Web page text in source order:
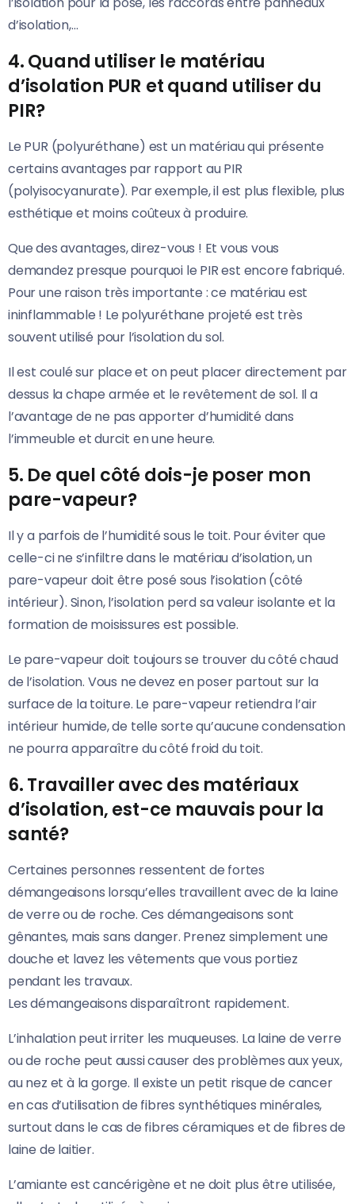
d’isolation,…
4. Quand utiliser le matériau
d’isolation PUR et quand utiliser du
PIR?
Le PUR (polyuréthane) est un matériau qui présente
certains avantages par rapport au PIR
(polyisocyanurate). Par exemple, il est plus flexible, plus
esthétique et moins coûteux à produire.
Que des avantages, direz-vous ! Et vous vous
demandez presque pourquoi le PIR est encore fabriqué.
Pour une raison très importante : ce matériau est
ininflammable ! Le polyuréthane projeté est très
souvent utilisé pour l’isolation du sol.
Il est coulé sur place et on peut placer directement par
dessus la chape armée et le revêtement de sol. Il a
l’avantage de ne pas apporter d’humidité dans
l’immeuble et durcit en une heure.
5. De quel côté dois-je poser mon
pare-vapeur?
Il y a parfois de l’humidité sous le toit. Pour éviter que
celle-ci ne s’infiltre dans le matériau d’isolation, un
pare-vapeur doit être posé sous l’isolation (côté
intérieur). Sinon, l’isolation perd sa valeur isolante et la
formation de moisissures est possible.
Le pare-vapeur doit toujours se trouver du côté chaud
de l’isolation. Vous ne devez en poser partout sur la
surface de la toiture. Le pare-vapeur retiendra l’air
intérieur humide, de telle sorte qu’aucune condensation
ne pourra apparaître du côté froid du toit.
6. Travailler avec des matériaux
d’isolation, est-ce mauvais pour la
santé?
Certaines personnes ressentent de fortes
démangeaisons lorsqu’elles travaillent avec de la laine
de verre ou de roche. Ces démangeaisons sont
gênantes, mais sans danger. Prenez simplement une
douche et lavez les vêtements que vous portiez
pendant les travaux.
Les démangeaisons disparaîtront rapidement.
L’inhalation peut irriter les muqueuses. La laine de verre
ou de roche peut aussi causer des problèmes aux yeux,
au nez et à la gorge. Il existe un petit risque de cancer
en cas d’utilisation de fibres synthétiques minérales,
surtout dans le cas de fibres céramiques et de fibres de
laine de laitier.
L’amiante est cancérigène et ne doit plus être utilisée,